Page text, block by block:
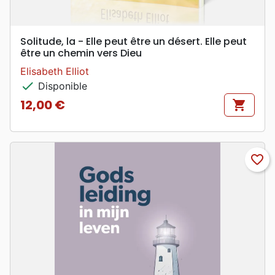
Solitude, la - Elle peut être un désert. Elle peut
être un chemin vers Dieu
Elisabeth Elliot
check Disponible
Prix
12,00 € shopping_cart
favorite_border